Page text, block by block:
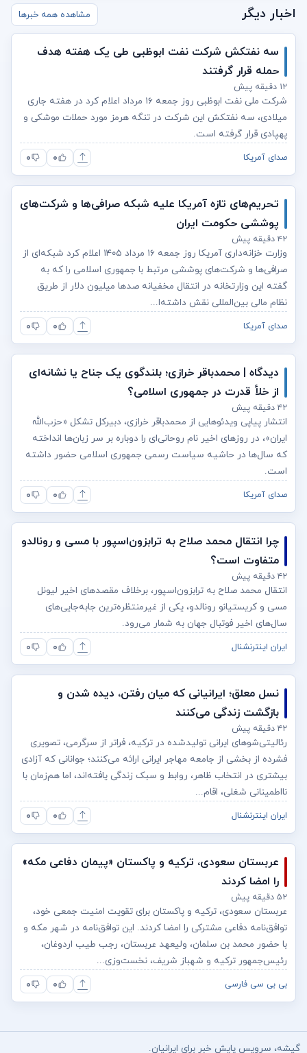
اخبار دیگر مشاهده همه خبرها
سه نفتکش شرکت نفت ابوظبی طی یک هفته هدف
حمله قرار گرفتند
۱۲ دقیقه پیش
شرکت ملی نفت ابوظبی روز جمعه ۱۶ مرداد اعلام کرد در هفته جاری
میلادی، سه نفتکش این شرکت در تنگه هرمز مورد حملات موشکی و
پهپادی قرار گرفته است.
صدای آمریکا ۰ ۰
تحریم‌های تازه آمریکا علیه شبکه صرافی‌ها و شرکت‌های
پوششی حکومت ایران
۴۲ دقیقه پیش
وزارت خزانه‌داری آمریکا روز جمعه ۱۶ مرداد ۱۴۰۵ اعلام کرد شبکه‌ای از
صرافی‌ها و شرکت‌های پوششی مرتبط با جمهوری اسلامی را که به
گفته این وزارتخانه در انتقال مخفیانه صدها میلیون دلار از طریق
نظام مالی بین‌المللی نقش داشته‌ا...
صدای آمریکا ۰ ۰
دیدگاه | محمدباقر خرازی؛ بلندگوی یک جناح یا نشانه‌ای
از خلأ قدرت در جمهوری اسلامی؟
۴۲ دقیقه پیش
انتشار پیاپی ویدئوهایی از محمدباقر خرازی، دبیرکل تشکل «حزب‌الله
ایران»، در روزهای اخیر نام روحانی‌ای را دوباره بر سر زبان‌ها انداخته
که سال‌ها در حاشیه سیاست رسمی جمهوری اسلامی حضور داشته
است.
صدای آمریکا ۰ ۰
چرا انتقال محمد صلاح به ترابزون‌اسپور با مسی و رونالدو
متفاوت است؟
۴۲ دقیقه پیش
انتقال محمد صلاح به ترابزون‌اسپور، برخلاف مقصدهای اخیر لیونل
مسی و کریستیانو رونالدو، یکی از غیرمنتظره‌ترین جابه‌جایی‌های
سال‌های اخیر فوتبال جهان به شمار می‌رود.
ایران اینترنشنال ۰ ۰
نسل معلق؛ ایرانیانی که میان رفتن، دیده شدن و
بازگشت زندگی می‌کنند
۴۲ دقیقه پیش
رئالیتی‌شوهای ایرانی تولیدشده در ترکیه، فراتر از سرگرمی، تصویری
فشرده از بخشی از جامعه مهاجر ایرانی ارائه می‌کنند؛ جوانانی که آزادی
بیشتری در انتخاب ظاهر، روابط و سبک زندگی یافته‌اند، اما هم‌زمان با
نااطمینانی شغلی، اقام...
ایران اینترنشنال ۰ ۰
عربستان سعودی، ترکیه و پاکستان «پیمان دفاعی مکه»
را امضا کردند
۵۲ دقیقه پیش
عربستان سعودی، ترکیه و پاکستان برای تقویت امنیت جمعی خود،
توافق‌نامه دفاعی مشترکی را امضا کردند. این توافق‌نامه در شهر مکه و
با حضور محمد بن سلمان، ولیعهد عربستان، رجب طیب اردوغان،
رئیس‌جمهور ترکیه و شهباز شریف، نخست‌وزی...
بی بی سی فارسی ۰ ۰
گیشه، سرویس پایش خبر برای ایرانیان.